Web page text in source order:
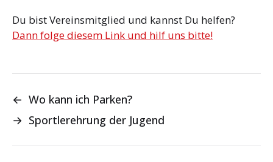
Du bist Vereinsmitglied und kannst Du helfen?
Dann folge diesem Link und hilf uns bitte!
← Wo kann ich Parken?
→ Sportlerehrung der Jugend